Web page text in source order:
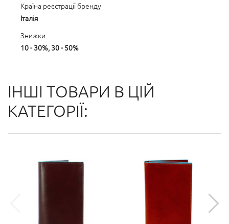
Країна реєстрації бренду
Італія
Знижки
10 - 30%, 30 - 50%
ІНШІ ТОВАРИ В ЦІЙ
КАТЕГОРІЇ: